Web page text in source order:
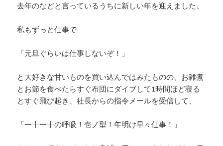
去年のなどと言っているうちに新しい年を迎えました。
私もずっと仕事で
「元旦ぐらいは仕事しないぞ！」
と大好きな甘いものを買い込んではみたものの、お雑煮
とお節を食べたらすぐ布団にダイブして1時間ほど寝る
とすぐ飛び起き、社長からの指令メールを受信して、
「一十一十の呼吸！壱ノ型！年明け早々仕事！」